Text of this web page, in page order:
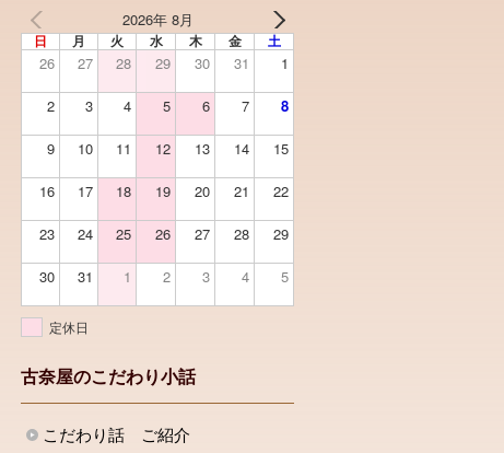
2026年 8月
日 月 火 水 木 金 土
26 27 28 29 30 31 1
2 3 4 5 6 7 8
9 10 11 12 13 14 15
16 17 18 19 20 21 22
23 24 25 26 27 28 29
30 31 1 2 3 4 5
定休日
古奈屋のこだわり小話
こだわり話 ご紹介